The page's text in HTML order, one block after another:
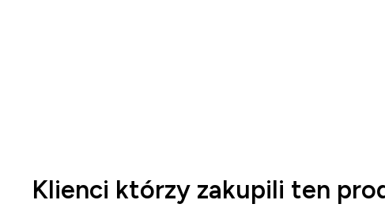
Klienci którzy zakupili ten